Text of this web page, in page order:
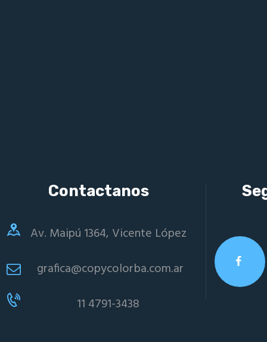
Contactanos
Av. Maipú 1364, Vicente López
grafica@copycolorba.com.ar
11 4791-3438